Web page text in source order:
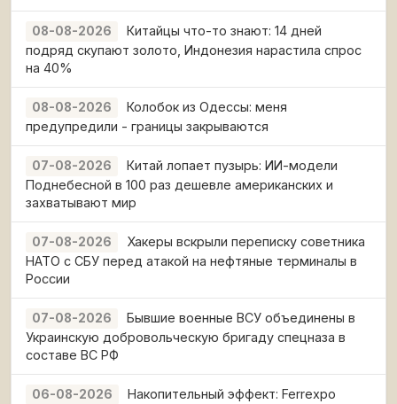
08-08-2026
Китайцы что-то знают: 14 дней
подряд скупают золото, Индонезия нарастила спрос
на 40%
08-08-2026
Колобок из Одессы: меня
предупредили - границы закрываются
07-08-2026
Китай лопает пузырь: ИИ-модели
Поднебесной в 100 раз дешевле американских и
захватывают мир
07-08-2026
Хакеры вскрыли переписку советника
НАТО с СБУ перед атакой на нефтяные терминалы в
России
07-08-2026
Бывшие военные ВСУ объединены в
Украинскую добровольческую бригаду спецназа в
составе ВС РФ
06-08-2026
Накопительный эффект: Ferrexpo